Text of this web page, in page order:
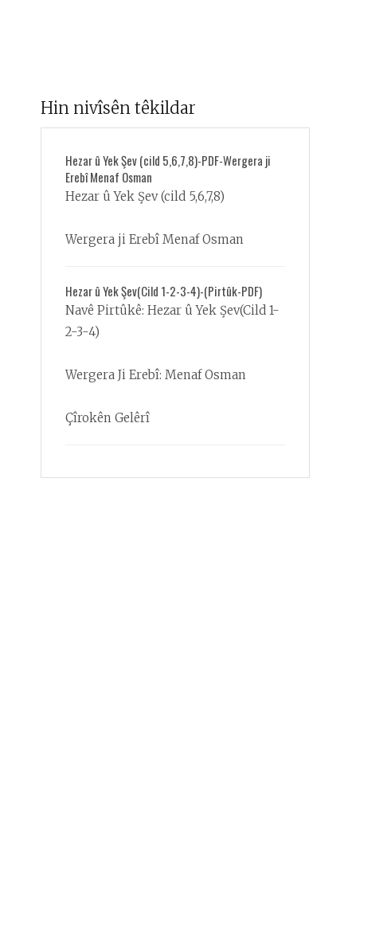
Hin nivîsên têkildar
Hezar û Yek Şev (cild 5,6,7,8)-PDF-Wergera ji
Erebî Menaf Osman
Hezar û Yek Şev (cild 5,6,7,8)
Wergera ji Erebî Menaf Osman
Hezar û Yek Şev(Cild 1-2-3-4)-(Pirtûk-PDF)
Navê Pirtûkê: Hezar û Yek Şev(Cild 1-
2-3-4)
Wergera Ji Erebî: Menaf Osman
Çîrokên Gelêrî